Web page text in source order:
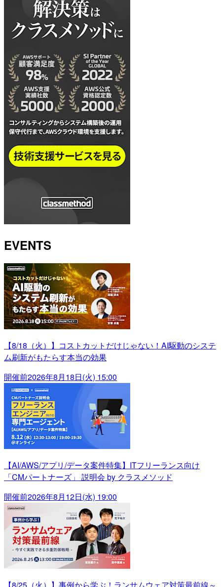
EVENTS
【8/18（火）】コストカットだけじゃない！AI駆動のシステ
ム刷新がもたらす本当の効果
開催前2026年8月18日(火) 15:00
【AI/AWS/アプリ/データ案件特集】ITフリーランス向け
「CMパートナーズ」 説明会 by クラスメソッド
開催前2026年8月12日(水) 19:00
【8/25（火）】事例から学ぶ！ランサムウェア対策最前線～